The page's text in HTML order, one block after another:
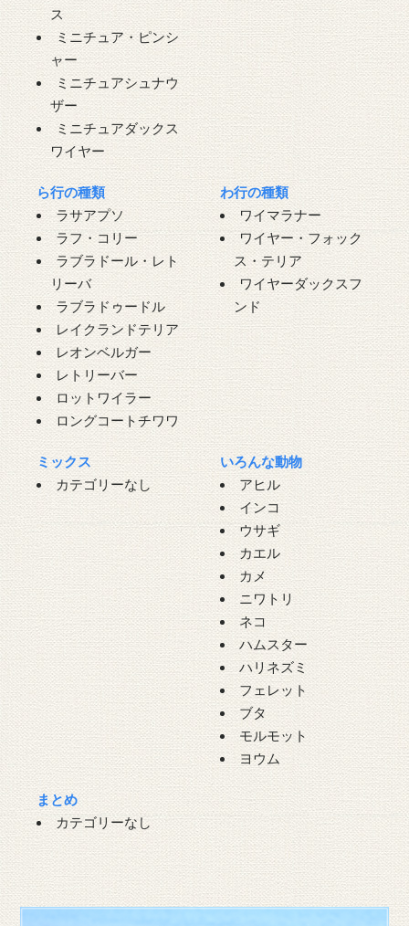
ス
ミニチュア・ピンシ
ャー
ミニチュアシュナウ
ザー
ミニチュアダックス
ワイヤー
ら行の種類
ラサアプソ
ラフ・コリー
ラブラドール・レト
リーバ
ラブラドゥードル
レイクランドテリア
レオンベルガー
レトリーバー
ロットワイラー
ロングコートチワワ
わ行の種類
ワイマラナー
ワイヤー・フォック
ス・テリア
ワイヤーダックスフ
ンド
ミックス
カテゴリーなし
いろんな動物
アヒル
インコ
ウサギ
カエル
カメ
ニワトリ
ネコ
ハムスター
ハリネズミ
フェレット
ブタ
モルモット
ヨウム
まとめ
カテゴリーなし